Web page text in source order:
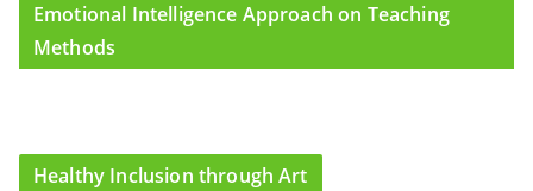
Emotional Intelligence Approach on Teaching
Methods
Healthy Inclusion through Art